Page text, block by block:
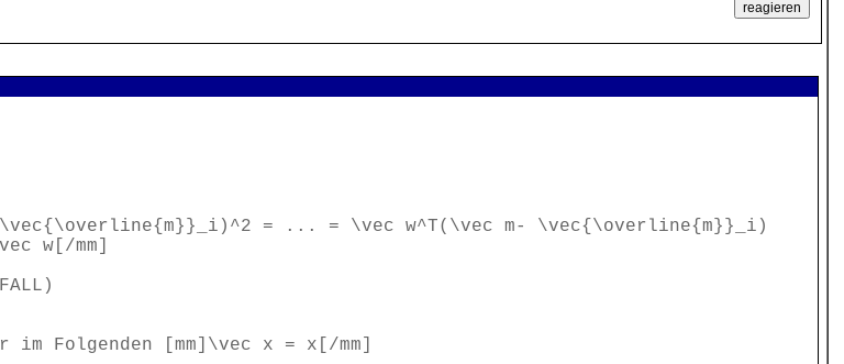
\vec{\overline{m}}_i)^2 = ... = \vec w^T(\vec m- \vec{\overline{m}}_i)
w[/mm]
Folgenden [mm]\vec x = x[/mm]